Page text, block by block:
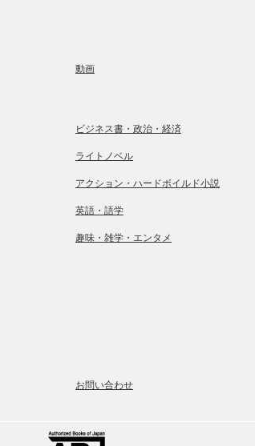
動画
ビジネス書・政治・経済
ライトノベル
アクション・ハードボイルド小説
英語・語学
趣味・雑学・エンタメ
お問い合わせ